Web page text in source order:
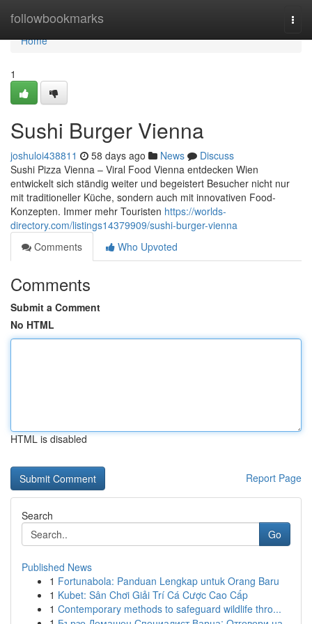
followbookmarks
Home
Home
1
Sushi Burger Vienna
joshuloi438811 58 days ago News
Discuss
Sushi Pizza Vienna – Viral Food Vienna entdecken Wien
entwickelt sich ständig weiter und begeistert Besucher nicht nur
mit traditioneller Küche, sondern auch mit innovativen Food-
Konzepten. Immer mehr Touristen https://worlds-
directory.com/listings14379909/sushi-burger-vienna
Comments
Who Upvoted
Comments
Submit a Comment
No HTML
HTML is disabled
Report Page
Search
Go
Published News
1 Fortunabola: Panduan Lengkap untuk Orang Baru
1 Kubet: Sân Chơi Giải Trí Cá Cược Cao Cấp
1 Contemporary methods to safeguard wildlife thro...